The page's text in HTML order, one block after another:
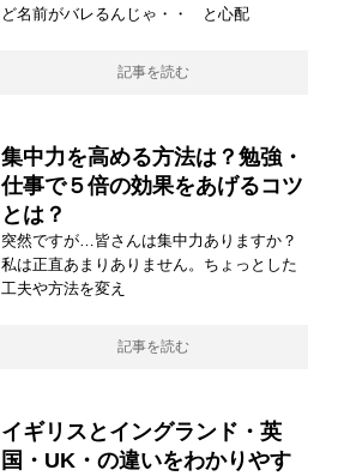
ど名前がバレるんじゃ・・ と心配
記事を読む
集中力を高める方法は？勉強・
仕事で５倍の効果をあげるコツ
とは？
突然ですが…皆さんは集中力ありますか？
私は正直あまりありません。ちょっとした
工夫や方法を変え
記事を読む
イギリスとイングランド・英
国・UK・の違いをわかりやす